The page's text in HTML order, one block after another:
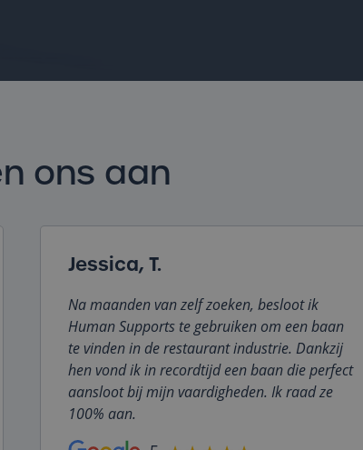
ons aan
Jessica, T.
Na maanden van zelf zoeken, besloot ik
Human Supports te gebruiken om een baan
te vinden in de restaurant industrie. Dankzij
hen vond ik in recordtijd een baan die perfect
aansloot bij mijn vaardigheden. Ik raad ze
100% aan.